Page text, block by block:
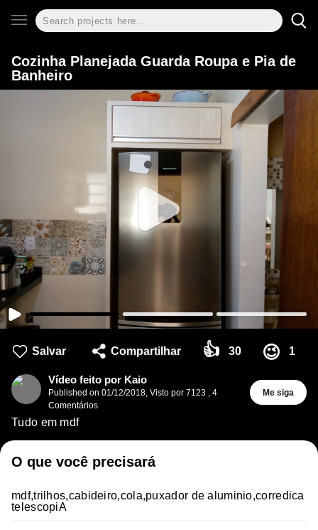
Cozinha Planejada Guarda Roupa e Pia de
Banheiro
Salvar Compartilhar 👍 30 😉 1
Vídeo feito por Kaio
Published on 01/12/2018, Visto por 7123 , 4
Comentários
Me siga
Tudo em mdf
O que você precisará
mdf,trilhos,cabideiro,cola,puxador de aluminio,corredica
telescopiA